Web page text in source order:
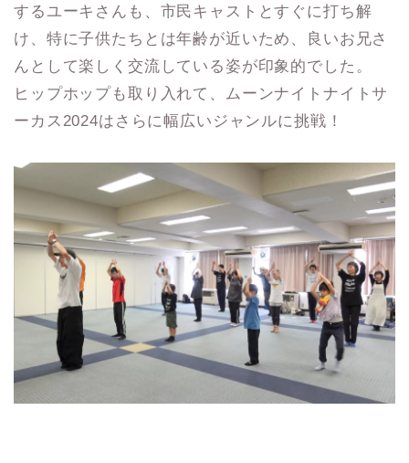
するユーキさんも、市民キャストとすぐに打ち解
け、特に子供たちとは年齢が近いため、良いお兄さ
んとして楽しく交流している姿が印象的でした。
ヒップホップも取り入れて、ムーンナイトナイトサ
ーカス2024はさらに幅広いジャンルに挑戦！